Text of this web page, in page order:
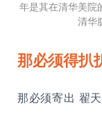
年是其在清华美院
清华
那必须得扒
那必须寄出 翟